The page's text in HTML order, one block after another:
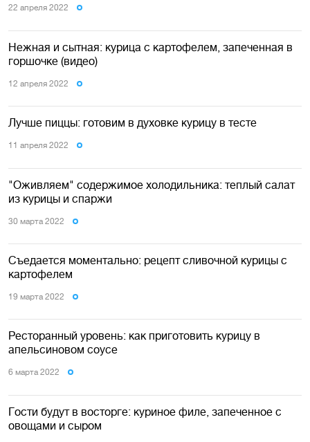
22 апреля 2022
Нежная и сытная: курица с картофелем, запеченная в
горшочке (видео)
12 апреля 2022
Лучше пиццы: готовим в духовке курицу в тесте
11 апреля 2022
"Оживляем" содержимое холодильника: теплый салат
из курицы и спаржи
30 марта 2022
Съедается моментально: рецепт сливочной курицы с
картофелем
19 марта 2022
Ресторанный уровень: как приготовить курицу в
апельсиновом соусе
6 марта 2022
Гости будут в восторге: куриное филе, запеченное с
овощами и сыром